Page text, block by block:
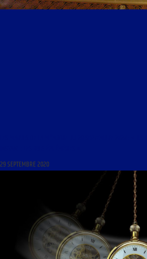
29 SEPTEMBRE 2020